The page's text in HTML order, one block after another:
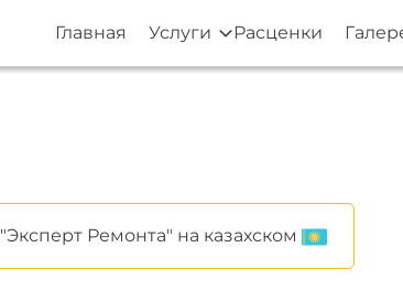
Главная Услуги Расценки
"Эксперт Ремонта" на казахском